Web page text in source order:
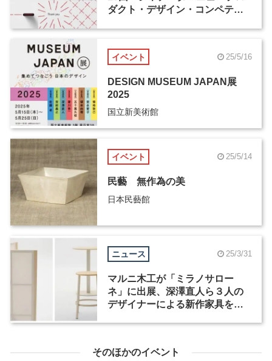
ダクト・デザイン・コンペティ
イベント 25/5/16
DESIGN MUSEUM JAPAN展
2025
国立新美術館
イベント 25/5/14
民藝 無作為の美
日本民藝館
ニュース 25/3/31
マルニ木工が「ミラノサロー
ネ」に出展、深澤直人ら３人の
デザイナーによる新作家具を発
そのほかのイベント